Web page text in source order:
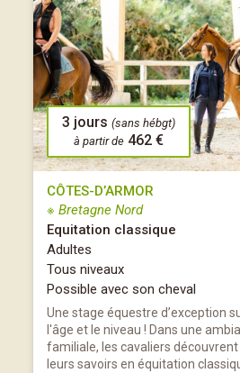
3 jours (sans hébgt)
à partir de 462 €
CÔTES-D’ARMOR
※ Bretagne Nord
Equitation classique
Adultes
Tous niveaux
Possible avec son cheval
Une stage équestre d’exception
l'âge et le niveau ! Dans une
familiale, les cavaliers
leurs savoirs en équitation